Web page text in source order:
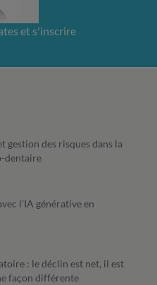
et s'inscrire
des risques dans la
dentaire
l'IA générative en
: le déclin est net, il est
façon différente